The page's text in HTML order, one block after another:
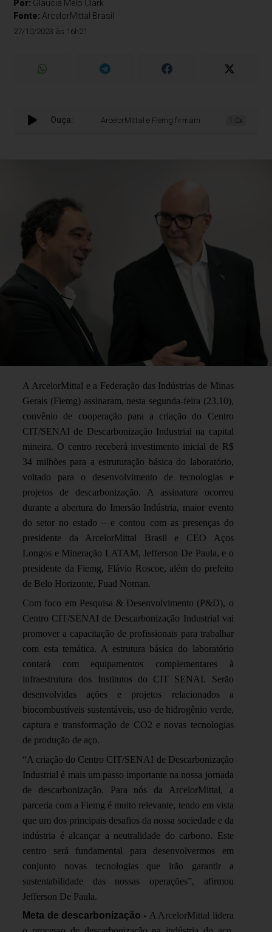
Por: Glaucia Melo Clark
Fonte: ArcelorMittal Brasil
27/10/2023 às 16h21
Ouça: ArcelorMittal e Fiemg firmam parceria para a
1.0x
A ArcelorMittal e a Federação das Indústrias de Minas
Gerais (Fiemg) assinaram, nesta segunda-feira (23.10),
convênio de cooperação para a criação do Centro
CIT/SENAI de Descarbonização Industrial na capital
mineira. O centro receberá investimento inicial de R$
34 milhões para a estruturação básica do laboratório,
voltado para o desenvolvimento de tecnologias e
projetos de descarbonização. A assinatura ocorreu
durante a abertura do Imersão Indústria, maior evento
do setor no estado – e contou com as presenças do
presidente da ArcelorMittal Brasil e CEO Aços
Longos e Mineração LATAM, Jefferson De Paula, e o
presidente da Fiemg, Flávio Roscoe, além do prefeito
de Belo Horizonte, Fuad Noman.
Com foco em Pesquisa & Desenvolvimento (P&D), o
Centro CIT/SENAI de Descarbonização Industrial vai
promover a capacitação de profissionais para trabalhar
com esta temática. A estrutura básica do laboratório
contará com equipamentos complementares à
infraestrutura dos Institutos do CIT SENAI. Serão
desenvolvidas ações e projetos relacionados a
biocombustíveis sustentáveis, uso de hidrogênio verde,
captura e transformação de CO2 e novas tecnologias
de produção de aço.
“A criação do Centro CIT/SENAI de Descarbonização
Industrial é mais um passo importante na nossa jornada
de descarbonização. Para nós da ArcelorMittal, a
parceria com a Fiemg é muito relevante, tendo em vista
que um dos principais desafios da nossa sociedade e da
indústria é alcançar a neutralidade do carbono. Este
centro será fundamental para desenvolvermos em
conjunto novas tecnologias que irão garantir a
sustentabilidade das nossas operações”, afirmou
Jefferson De Paula.
Meta de descarbonização - A ArcelorMittal lidera